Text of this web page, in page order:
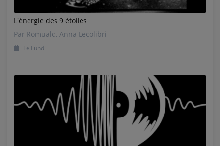
L'énergie des 9 étoiles
Par Romuald, Anna Lecolibri
Le Lundi